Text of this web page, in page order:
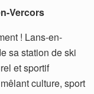
Vercors
! Lans-en-
sa station de ski
et sportif
culture, sport